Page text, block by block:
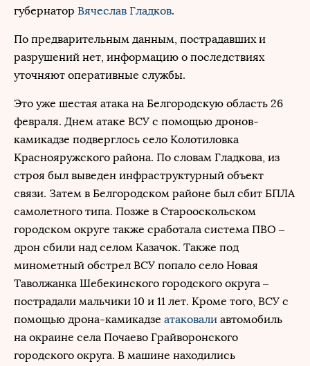
губернатор Вячеслав Гладков.
По предварительным данным, пострадавших и
разрушений нет, информацию о последствиях
уточняют оперативные службы.
Это уже шестая атака на Белгородскую область 26
февраля. Днем атаке ВСУ с помощью дронов-
камикадзе подверглось село Колотиловка
Краснояружского района. По словам Гладкова, из
строя был выведен инфраструктурный объект
связи. Затем в Белгородском районе был сбит БПЛА
самолетного типа. Позже в Старооскольском
городском округе также сработала система ПВО –
дрон сбили над селом Казачок. Также под
минометный обстрел ВСУ попало село Новая
Таволжанка Шебекинского городского округа –
пострадали мальчики 10 и 11 лет. Кроме того, ВСУ с
помощью дрона-камикадзе атаковали автомобиль
на окраине села Почаево Грайворонского
городского округа. В машине находились